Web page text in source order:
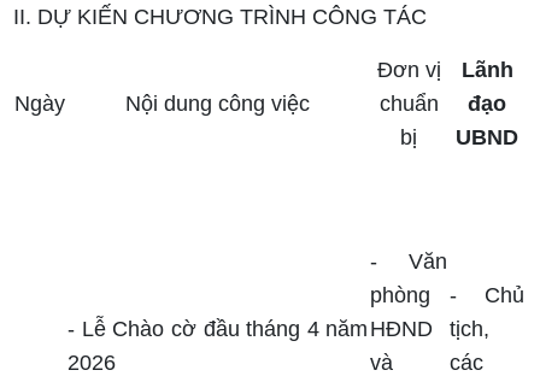
II. DỰ KIẾN CHƯƠNG TRÌNH CÔNG TÁC
Ngày Nội dung công việc
Đơn vị
chuẩn
bị
Lãnh
đạo
UBND
- Lễ Chào cờ đầu tháng 4 năm
2026
-
Văn
phòng
HĐND
và
- Chủ
tịch,
các